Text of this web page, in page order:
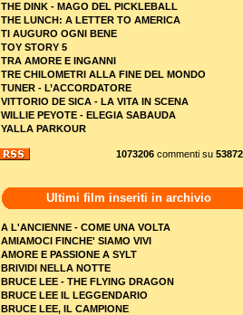
THE DINK - MAGO DEL PICKLEBALL
THE LUNCH: A LETTER TO AMERICA
TI AUGURO OGNI BENE
TOY STORY 5
TRA AMORE E INGANNI
TRE CHILOMETRI ALLA FINE DEL MONDO
TUNER - L’ACCORDATORE
VITTORIO DE SICA - LA VITA IN SCENA
WILLIE PEYOTE - ELEGIA SABAUDA
YALLA PARKOUR
1073206 commenti su 53872
Ultimi film inseriti in archivio
A L'ANCIENNE - COME UNA VOLTA
AMIAMOCI FINCHE' SIAMO VIVI
AMORE E PASSIONE A SYLT
BRIVIDI NELLA NOTTE
BRUCE LEE - THE FLYING DRAGON
BRUCE LEE IL LEGGENDARIO
BRUCE LEE, IL CAMPIONE